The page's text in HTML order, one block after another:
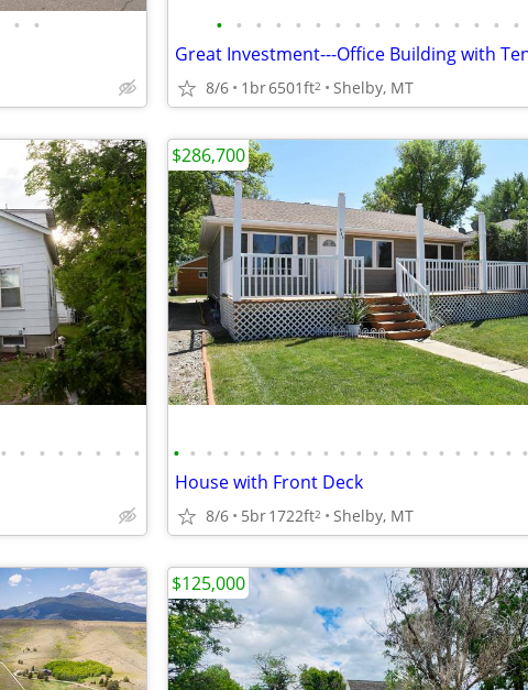
• • • • • • • • • • • • • • • • • •
8/6 1br6501ft2 Shelby, MT
• • • • • • • • • • • • • • • • • • • • • • • • • • • • • •
House with Front Deck
8/6 5br1722ft2 Shelby, MT
$286,700
$125,000